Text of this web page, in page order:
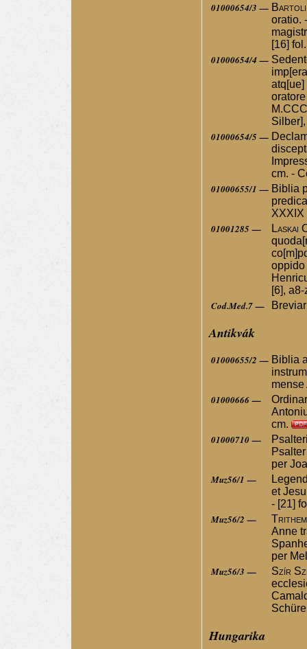
01000654/3 — Bartoli
oratio.
[16]
01000654/4 —
atq[ue]
01000654/5 —
cm. -
01000655/1 — Biblia
XXXIX
01001285 —
Laskai
oppido
[6],
Cod.Med.7 —
Antikvák
01000655/2 — Biblia
01000666 —
cm.
01000710 —
per
Muz56/1 —
et
- [21]
Muz56/2 —
Anne
per
Muz56/3 —
Szír
Hungarika